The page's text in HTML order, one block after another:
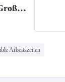
Arbeitszeiten